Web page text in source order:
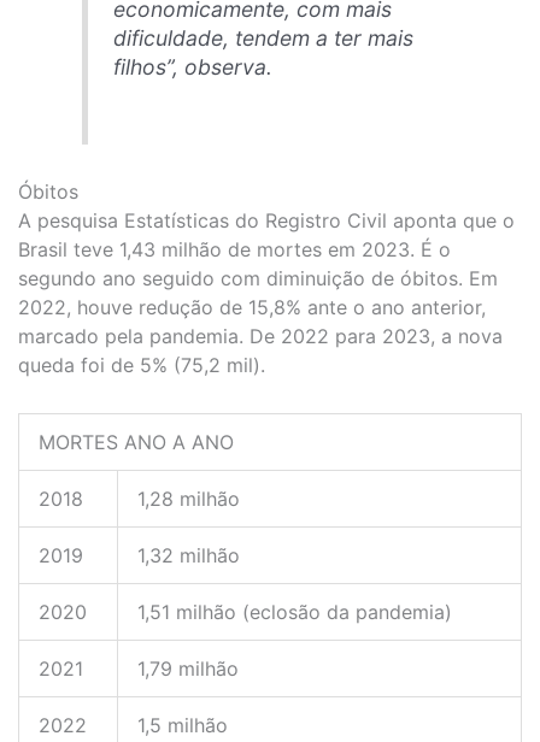
economicamente, com mais
dificuldade, tendem a ter mais
filhos”, observa.
Óbitos
A pesquisa Estatísticas do Registro Civil aponta que o
Brasil teve 1,43 milhão de mortes em 2023. É o
segundo ano seguido com diminuição de óbitos. Em
2022, houve redução de 15,8% ante o ano anterior,
marcado pela pandemia. De 2022 para 2023, a nova
queda foi de 5% (75,2 mil).
MORTES ANO A ANO
2018 1,28 milhão
2019 1,32 milhão
2020 1,51 milhão (eclosão da pandemia)
2021 1,79 milhão
2022 1,5 milhão